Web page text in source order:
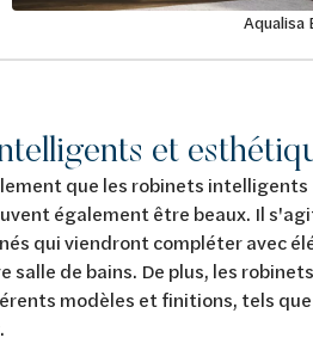
Aqualisa
et
que les robinets intelligents
également être beaux. Il
qui viendront compléter avec
salle de bains. De plus, les
modèles et finitions, tels